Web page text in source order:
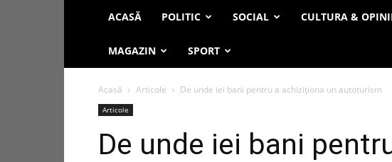
ACASĂ POLITIC SOCIAL CULTURA &
MAGAZIN SPORT
Acasă Articole De unde iei bani pentru a achiziționa un autoturism
Articole
De unde iei bani